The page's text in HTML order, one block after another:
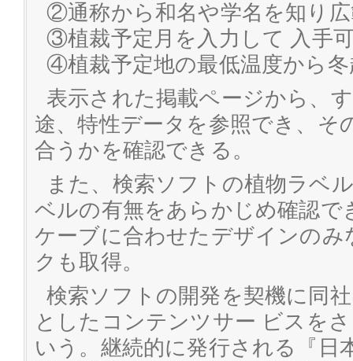
②通称から和名や学名を知り
③植裁予定月を入力して 入手
④植裁予定地の最低温度から
表示された掲載ページから、
途、特性データを参照でき、そ
合うかを確認できる。
また、検索ソフトの植物ラベ
ベルの有無をあらかじめ確認
ケーブに合わせたデザインの
クも取得。
検索ソフトの開発を契機に同
としたコンテンツサー ビスを
いう。継続的に発行される『日